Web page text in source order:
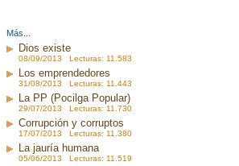
Más...
Dios existe
08/09/2013 Lecturas: 11.583
Los emprendedores
31/08/2013 Lecturas: 11.443
La PP (Pocilga Popular)
29/07/2013 Lecturas: 11.730
Corrupción y corruptos
17/07/2013 Lecturas: 11.380
La jauría humana
05/06/2013 Lecturas: 11.519